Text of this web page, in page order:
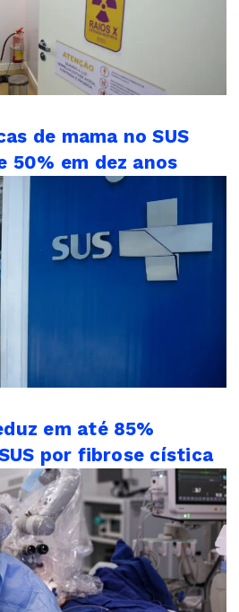
de mama no SUS
50% em dez anos
em até 85%
por fibrose cística